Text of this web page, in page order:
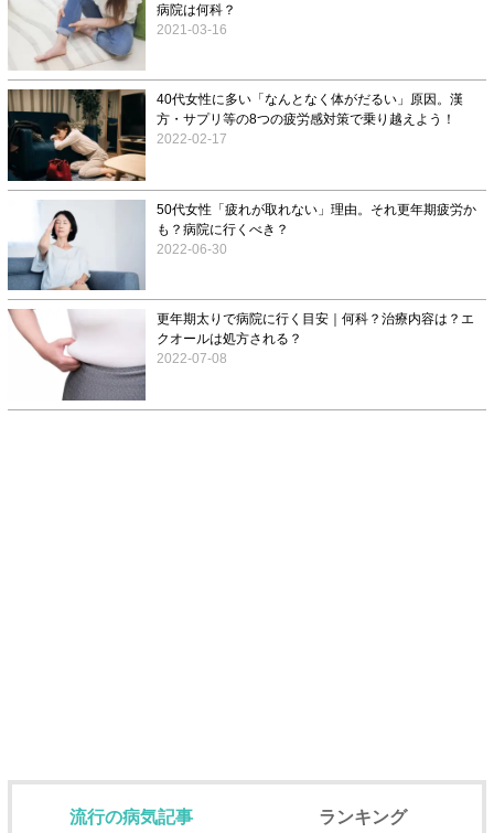
病院は何科？
2021-03-16
40代女性に多い「なんとなく体がだるい」原因。漢
方・サプリ等の8つの疲労感対策で乗り越えよう！
2022-02-17
50代女性「疲れが取れない」理由。それ更年期疲労か
も？病院に行くべき？
2022-06-30
更年期太りで病院に行く目安｜何科？治療内容は？エ
クオールは処方される？
2022-07-08
流行の病気記事 ランキング